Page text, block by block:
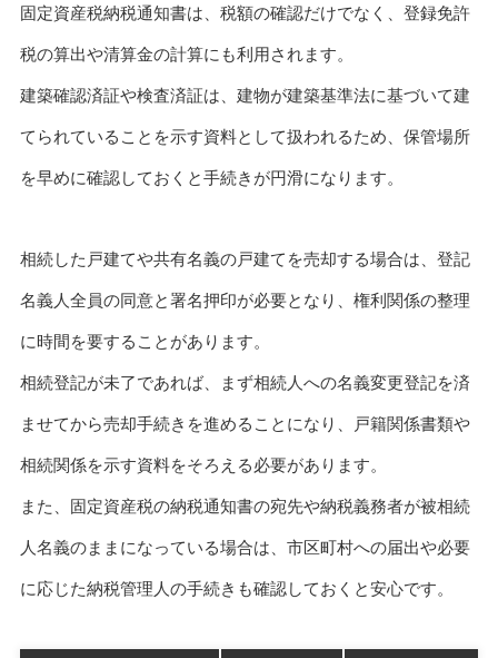
固定資産税納税通知書は、税額の確認だけでなく、登録免許
税の算出や清算金の計算にも利用されます。
建築確認済証や検査済証は、建物が建築基準法に基づいて建
てられていることを示す資料として扱われるため、保管場所
を早めに確認しておくと手続きが円滑になります。
相続した戸建てや共有名義の戸建てを売却する場合は、登記
名義人全員の同意と署名押印が必要となり、権利関係の整理
に時間を要することがあります。
相続登記が未了であれば、まず相続人への名義変更登記を済
ませてから売却手続きを進めることになり、戸籍関係書類や
相続関係を示す資料をそろえる必要があります。
また、固定資産税の納税通知書の宛先や納税義務者が被相続
人名義のままになっている場合は、市区町村への届出や必要
に応じた納税管理人の手続きも確認しておくと安心です。